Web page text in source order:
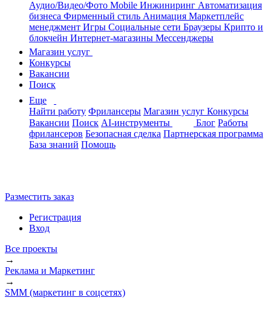
Аудио/Видео/Фото Mobile Инжиниринг Автоматизация
бизнеса Фирменный стиль Анимация Маркетплейс
менеджмент Игры Социальные сети Браузеры Крипто и
блокчейн Интернет-магазины Мессенджеры
Магазин услуг
Конкурсы
Вакансии
Поиск
Еще
Найти работу Фрилансеры Магазин услуг Конкурсы
Вакансии Поиск AI-инструменты Блог Работы
фрилансеров Безопасная сделка Партнерская программа
База знаний Помощь
Разместить заказ
Регистрация
Вход
Все проекты
→
Реклама и Маркетинг
→
SMM (маркетинг в соцсетях)